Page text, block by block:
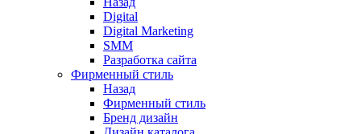
Digital
Digital Marketing
SMM
Разработка сайта
Фирменный стиль
Назад
Фирменный стиль
Бренд дизайн